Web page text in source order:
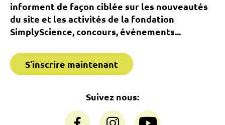
informent de façon ciblée sur les nouveautés
du site et les activités de la fondation
SimplyScience, concours, événements...
S'inscrire maintenant
Suivez nous: